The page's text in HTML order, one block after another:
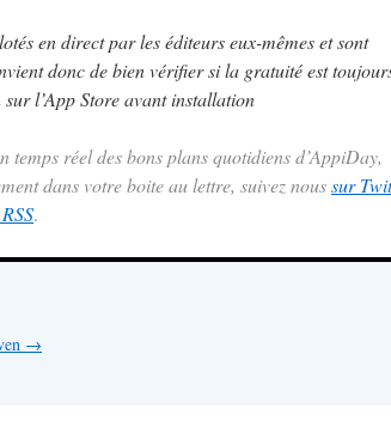
en direct par les éditeurs eux-mêmes et sont
donc de bien vérifier si la gratuité est
l’App Store avant installation
temps réel des bons plans quotidiens d’AppiDay,
dans votre boite au lettre, suivez noussur
.
→